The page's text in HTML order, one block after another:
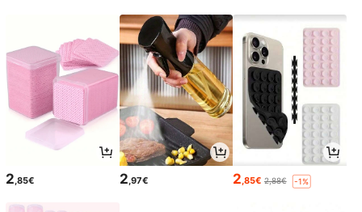
2,85€ 2,97€ 2,85€ 2,88€ -1%